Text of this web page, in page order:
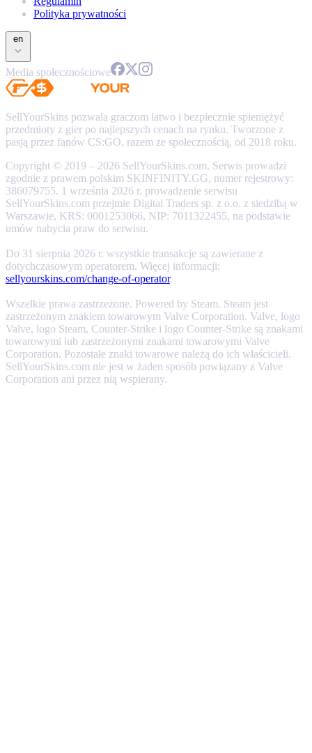
Polityka prywatności
en
Media społecznościowe
SellYourSkins pozwala graczom łatwo i bezpiecznie spieniężyć
przedmioty z gier po najlepszych cenach na rynku. Tworzone z
pasją przez fanów CS:GO, razem ze społecznością, od 2018 roku.
Copyright © 2019 – 2026 SellYourSkins.com. Serwis prowadzi
zgodnie z prawem polskim SKINFINITY.GG, numer rejestrowy:
386079755. 1 września 2026 r. prowadzenie serwisu
SellYourSkins.com przejmie Digital Traders sp. z o.o. z siedzibą w
Warszawie, KRS: 0001253066, NIP: 7011322455, na podstawie
umów nabycia praw do serwisu.
Do 31 sierpnia 2026 r. wszystkie transakcje są zawierane z
dotychczasowym operatorem. Więcej informacji:
sellyourskins.com/change-of-operator.
Wszelkie prawa zastrzeżone. Powered by Steam. Steam jest
zastrzeżonym znakiem towarowym Valve Corporation. Valve, logo
Valve, logo Steam, Counter-Strike i logo Counter-Strike są znakami
towarowymi lub zastrzeżonymi znakami towarowymi Valve
Corporation. Pozostałe znaki towarowe należą do ich właścicieli.
SellYourSkins.com nie jest w żaden sposób powiązany z Valve
Corporation ani przez nią wspierany.